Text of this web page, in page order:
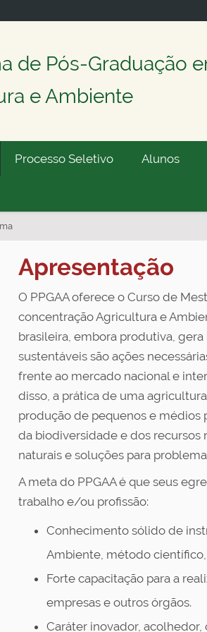
de Pós-Graduação
e Ambiente
Processo Seletivo Alunos
Apresentação
O PPGAA oferece o Curso de
concentração Agricultura e
brasileira, embora produtiva,
sustentáveis são ações
frente ao mercado nacional e
disso, a prática de uma
produção de pequenos e médios
da biodiversidade e dos recursos
naturais e soluções para
A meta do PPGAA é que seus
trabalho e/ou profissão:
Conhecimento sólido de
Ambiente, método
Forte capacitação para a
empresas e outros órgãos.
Caráter inovador,